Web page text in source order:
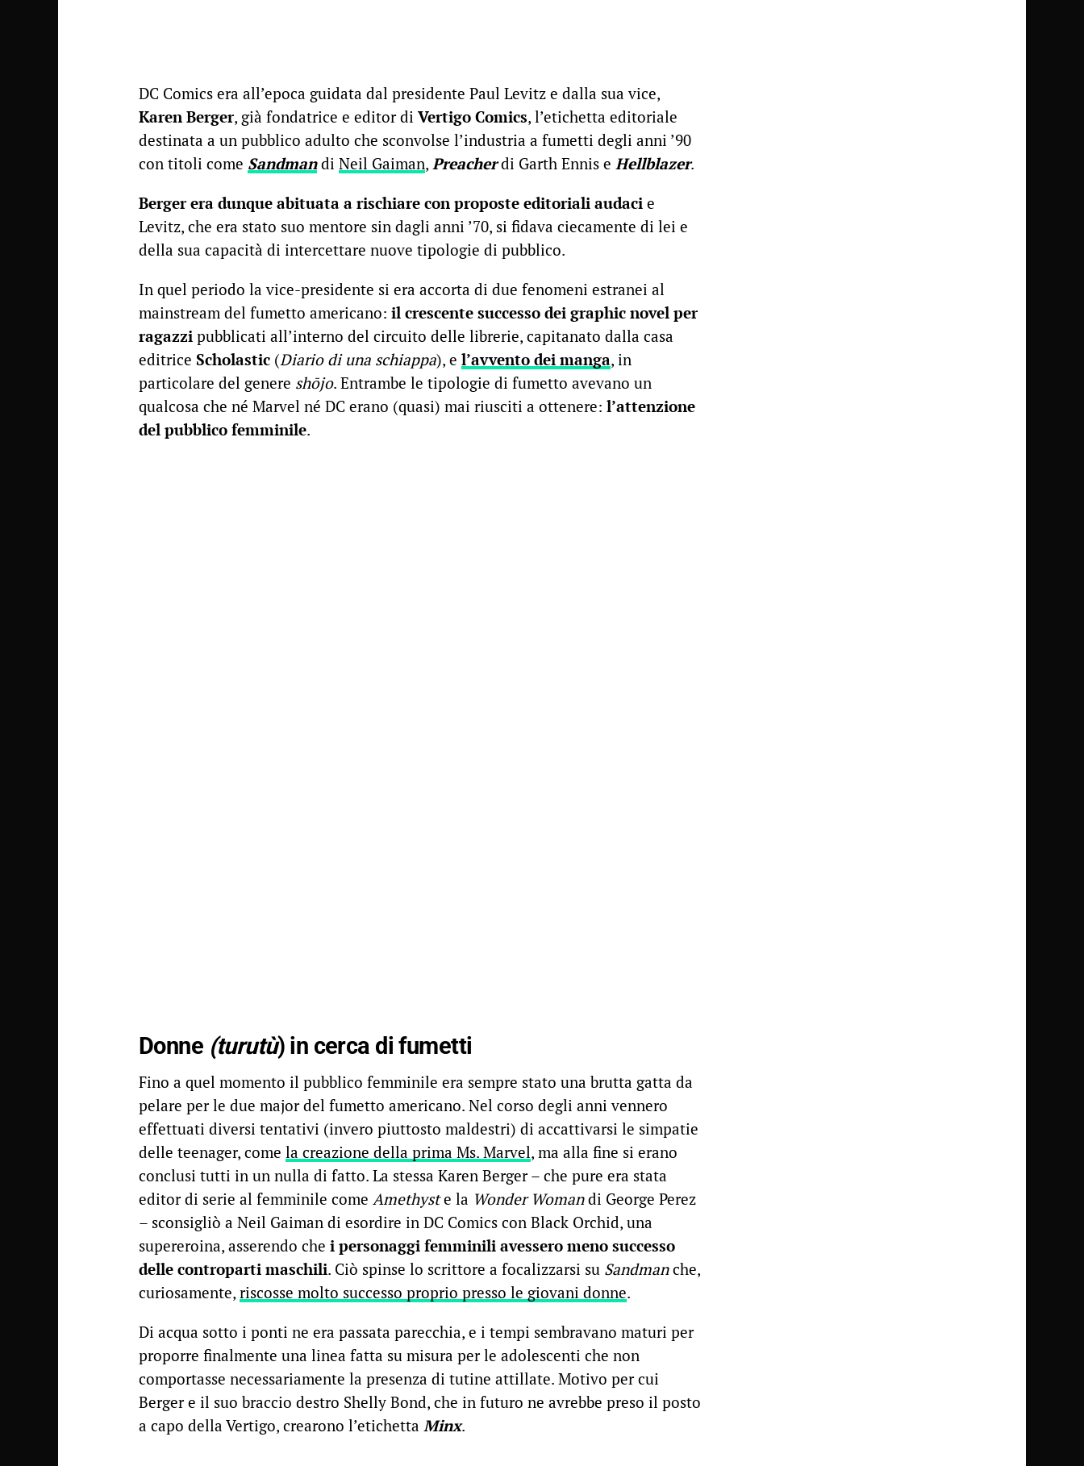
DC Comics era all’epoca guidata dal presidente Paul Levitz e dalla sua vice,
Karen Berger, già fondatrice e editor di Vertigo Comics, l’etichetta editoriale
destinata a un pubblico adulto che sconvolse l’industria a fumetti degli anni ’90
con titoli come Sandmandi Neil Gaiman, Preacherdi Garth Ennis e Hellblazer.
Berger era dunque abituata a rischiare con proposte editoriali audaci e
Levitz, che era stato suo mentore sin dagli anni ’70, si fidava ciecamente di lei e
della sua capacità di intercettare nuove tipologie di pubblico.
In quel periodo la vice-presidente si era accorta di due fenomeni estranei al
mainstream del fumetto americano: il crescente successo dei graphic novel per
ragazzi pubblicati all’interno del circuito delle librerie, capitanato dalla casa
editrice Scholastic (Diario di una schiappa), e l’avvento dei manga, in
particolare del genere shōjo. Entrambe le tipologie di fumetto avevano un
qualcosa che né Marvel né DC erano (quasi) mai riusciti a ottenere: l’attenzione
del pubblico femminile.
Donne (turutù) in cerca di fumetti
Fino a quel momento il pubblico femminile era sempre stato una brutta gatta da
pelare per le due major del fumetto americano. Nel corso degli anni vennero
effettuati diversi tentativi (invero piuttosto maldestri) di accattivarsi le simpatie
delle teenager, come la creazione della prima Ms. Marvel, ma alla fine si erano
conclusi tutti in un nulla di fatto. La stessa Karen Berger – che pure era stata
editor di serie al femminile come Amethyste la Wonder Womandi George Perez
– sconsigliò a Neil Gaiman di esordire in DC Comics con Black Orchid, una
supereroina, asserendo che i personaggi femminili avessero meno successo
delle controparti maschili. Ciò spinse lo scrittore a focalizzarsi su Sandmanche,
curiosamente, riscosse molto successo proprio presso le giovani donne.
Di acqua sotto i ponti ne era passata parecchia, e i tempi sembravano maturi per
proporre finalmente una linea fatta su misura per le adolescenti che non
comportasse necessariamente la presenza di tutine attillate. Motivo per cui
Berger e il suo braccio destro Shelly Bond, che in futuro ne avrebbe preso il posto
a capo della Vertigo, crearono l’etichetta Minx.